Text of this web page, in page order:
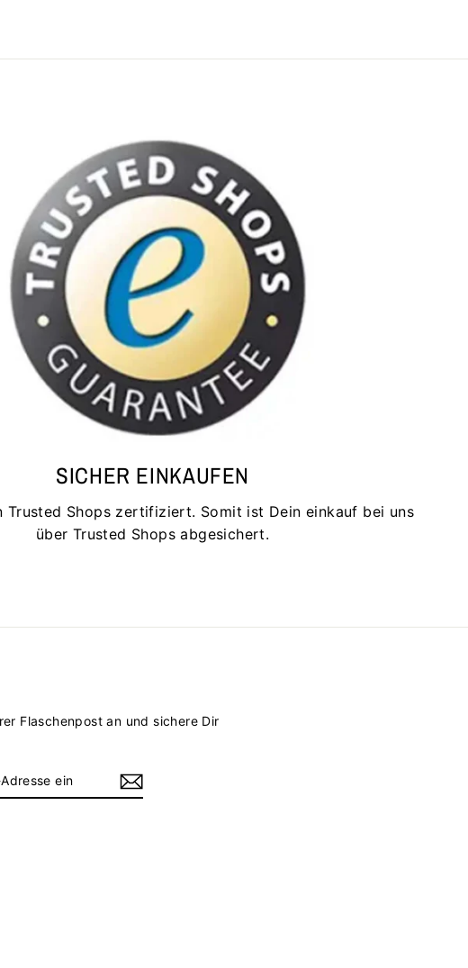
SICHER EINKAUFEN
Trusted Shops zertifiziert. Somit ist Dein einkauf bei uns
über Trusted Shops abgesichert.
Flaschenpost an und sichere Dir